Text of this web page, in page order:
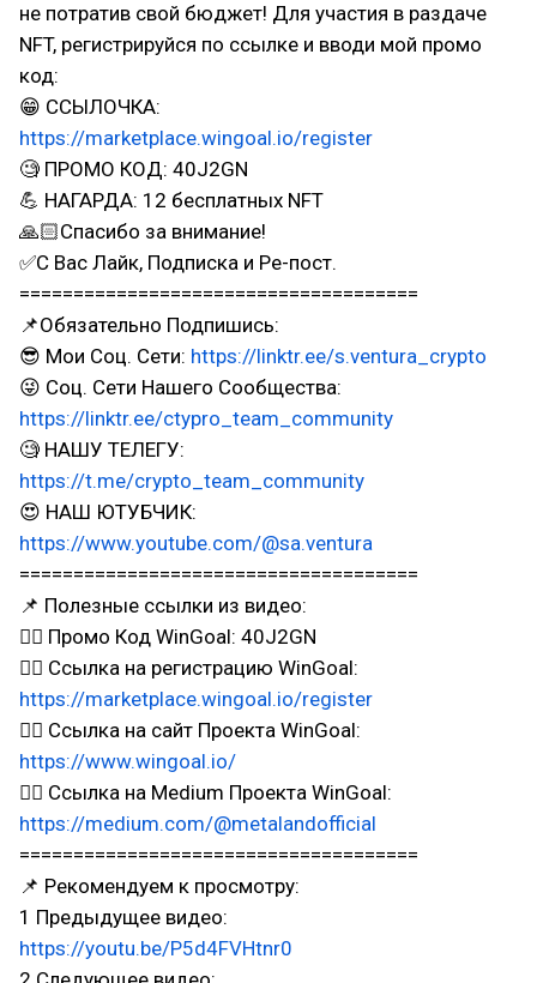
не потратив свой бюджет! Для участия в раздаче
NFT, регистрируйся по ссылке и вводи мой промо
код:
😁 ССЫЛОЧКА:
https://marketplace.wingoal.io/register
🧐 ПРОМО КОД: 40J2GN
💪 НАГАРДА: 12 бесплатных NFT
🙏🏻Спасибо за внимание!
✅С Вас Лайк, Подписка и Ре-пост.
=====================================
📌Обязательно Подпишись:
😎 Мои Соц. Сети: https://linktr.ee/s.ventura_crypto
😜 Соц. Сети Нашего Сообщества:
https://linktr.ee/ctypro_team_community
🧐 НАШУ ТЕЛЕГУ:
https://t.me/crypto_team_community
😍 НАШ ЮТУБЧИК:
https://www.youtube.com/@sa.ventura
=====================================
📌 Полезные ссылки из видео:
👉🏻 Промо Код WinGoal: 40J2GN
👉🏻 Ссылка на регистрацию WinGoal:
https://marketplace.wingoal.io/register
👉🏻 Ссылка на сайт Проекта WinGoal:
https://www.wingoal.io/
👉🏻 Ссылка на Medium Проекта WinGoal:
https://medium.com/@metalandofficial
=====================================
📌 Рекомендуем к просмотру:
1 Предыдущее видео:
https://youtu.be/P5d4FVHtnr0